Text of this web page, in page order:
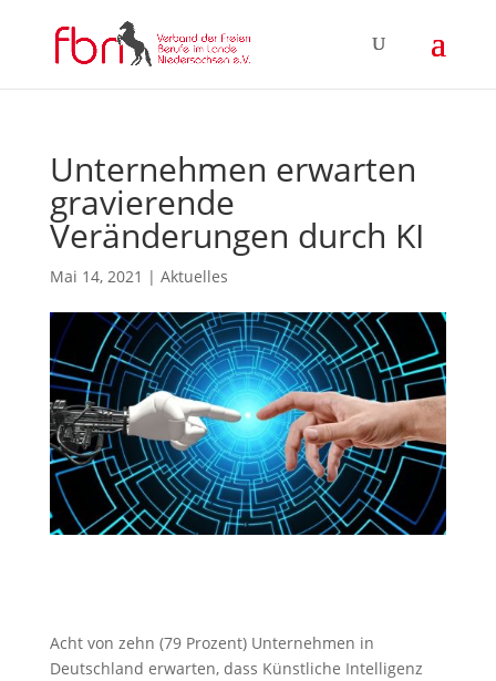
Unternehmen erwarten
gravierende
Veränderungen durch KI
Mai 14, 2021 | Aktuelles
Acht von zehn (79 Prozent) Unternehmen in
Deutschland erwarten, dass Künstliche Intelligenz